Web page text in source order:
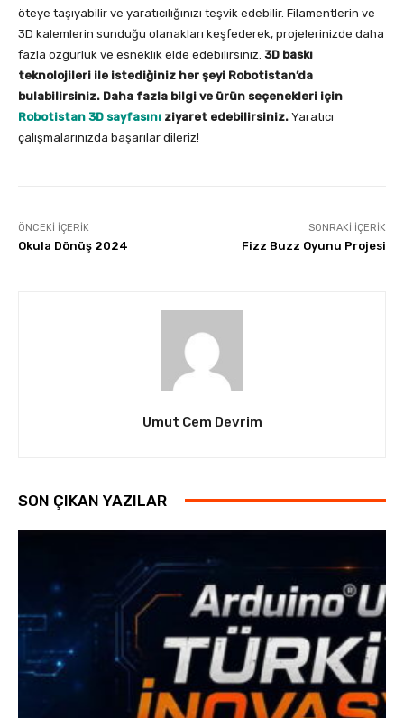
öteye taşıyabilir ve yaratıcılığınızı teşvik edebilir. Filamentlerin ve
3D kalemlerin sunduğu olanakları keşfederek, projelerinizde daha
fazla özgürlük ve esneklik elde edebilirsiniz. 3D baskı
teknolojileri ile istediğiniz her şeyi Robotistan’da
bulabilirsiniz. Daha fazla bilgi ve ürün seçenekleri için
Robotistan 3D sayfasını ziyaret edebilirsiniz. Yaratıcı
çalışmalarınızda başarılar dileriz!
ÖNCEKI İÇERIK
Okula Dönüş 2024
SONRAKI İÇERIK
Fizz Buzz Oyunu Projesi
Umut Cem Devrim
SON ÇIKAN YAZILAR